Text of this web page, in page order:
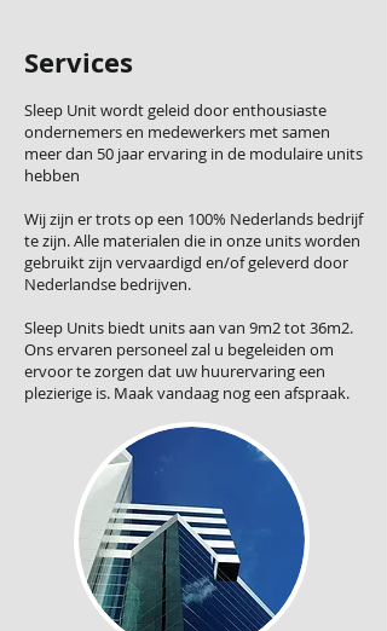
Services
Sleep Unit wordt geleid door enthousiaste
ondernemers en medewerkers met samen
meer dan 50 jaar ervaring in de modulaire units
hebben
Wij zijn er trots op een 100% Nederlands bedrijf
te zijn. Alle materialen die in onze units worden
gebruikt zijn vervaardigd en/of geleverd door
Nederlandse bedrijven.
Sleep Units biedt units aan van 9m2 tot 36m2.
Ons ervaren personeel zal u begeleiden om
ervoor te zorgen dat uw huurervaring een
plezierige is. Maak vandaag nog een afspraak.